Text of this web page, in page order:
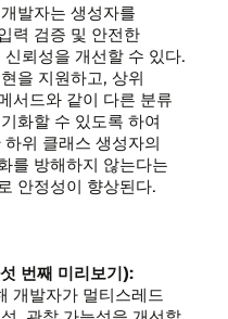
개발자는 생성자를
력 검증 및 안전한
뢰성을 개선할 수 있다.
을 지원하고, 상위
서드와 같이 다른 분류
화할 수 있도록 하여
위 클래스 생성자의
를 방해하지 않는다는
안정성이 향상된다.
번째 미리보기):
개발자가 멀티스레드